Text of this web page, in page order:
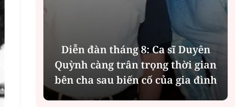
Diễn đàn tháng 8: Ca sĩ Duyên
Quỳnh càng trân trọng thời gian
bên cha sau biến cố của gia đình